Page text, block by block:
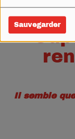
Sauvegarder
Il semble